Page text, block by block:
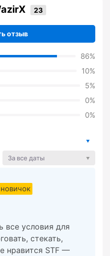
отзыв
86%
10%
5%
0%
0%
За все даты
новичок
все условия для
стекать,
нравится STF —